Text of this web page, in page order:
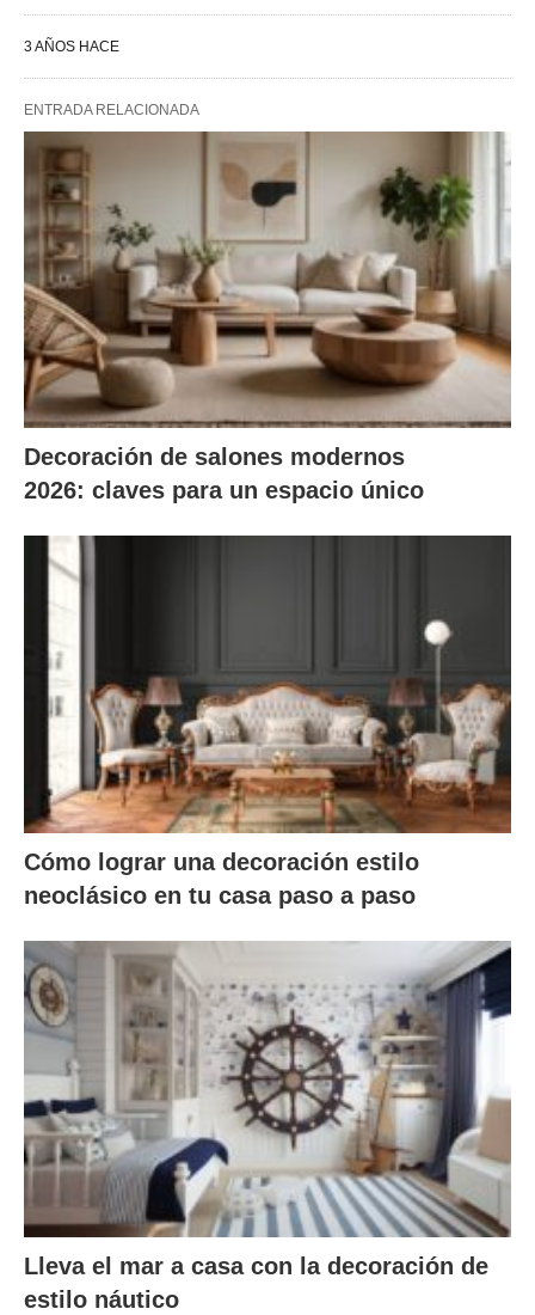
3 AÑOS HACE
ENTRADA RELACIONADA
Decoración de salones modernos
2026: claves para un espacio único
Cómo lograr una decoración estilo
neoclásico en tu casa paso a paso
Lleva el mar a casa con la decoración de
estilo náutico